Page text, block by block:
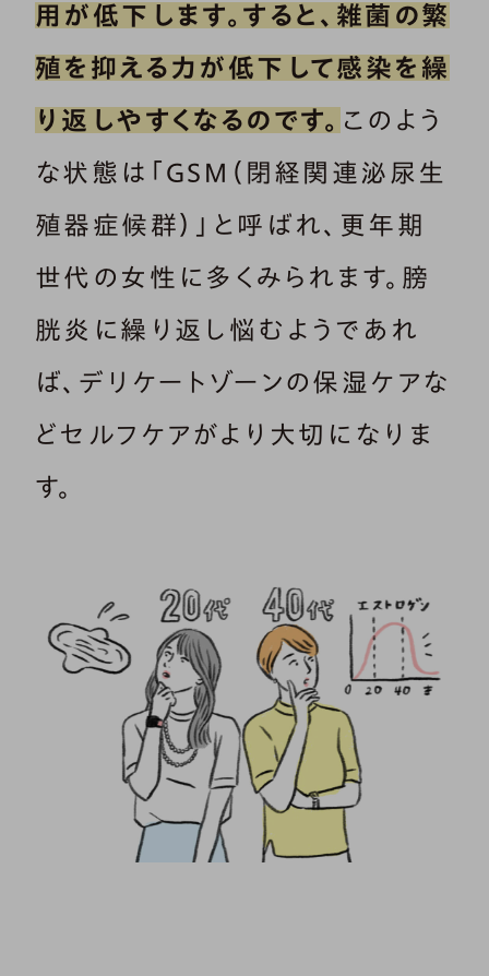
用が低下します。すると、雑菌の繁
殖を抑える力が低下して感染を繰
り返しやすくなるのです。 このよう
な状態は「GSM（閉経関連泌尿生
殖器症候群）」と呼ばれ、更年期
世代の女性に多くみられます。膀
胱炎に繰り返し悩むようであれ
ば、デリケートゾーンの保湿ケアな
どセルフケアがより大切になりま
す。